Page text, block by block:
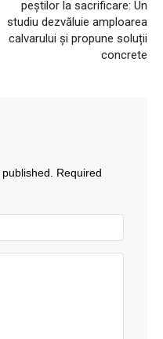
peștilor la sacrificare: Un
studiu dezvăluie amploarea
calvarului și propune soluții
concrete
Required